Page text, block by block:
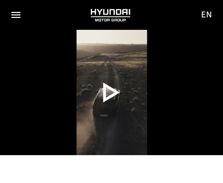
HYUNDAI
MOTOR
GROUP
EN